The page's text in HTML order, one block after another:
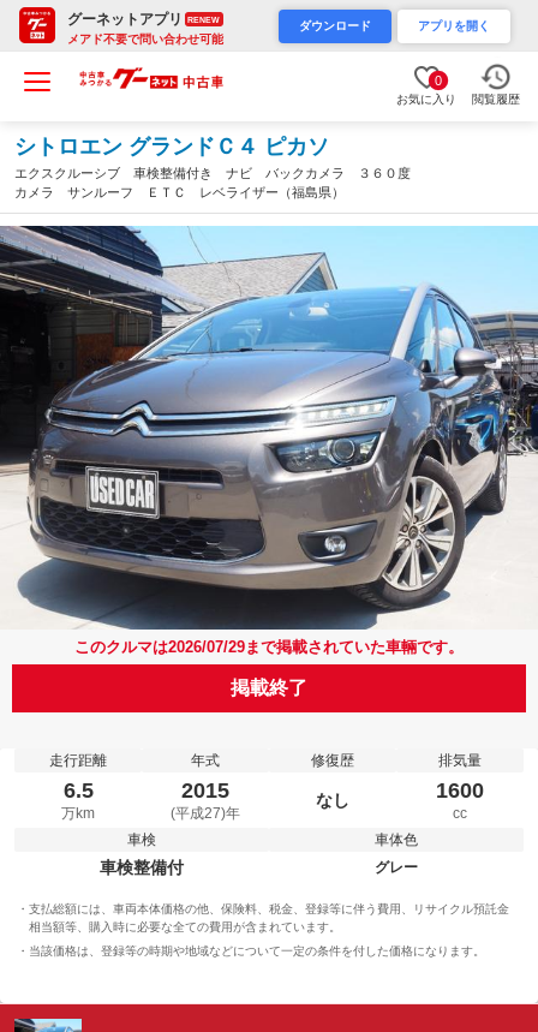
グーネットアプリ RENEW
メアド不要で問い合わせ可能
ダウンロード アプリを開く
0
お気に入り 閲覧履歴
シトロエン グランドＣ４ ピカソ
エクスクルーシブ 車検整備付き ナビ バックカメラ ３６０度
カメラ サンルーフ ＥＴＣ レベライザー（福島県）
このクルマは2026/07/29まで掲載されていた車輛です。
掲載終了
走行距離
6.5
万km
年式
2015
(平成27)年
修復歴
なし
排気量
1600
cc
車検
車検整備付
車体色
グレー
支払総額には、車両本体価格の他、保険料、税金、登録等に伴う費用、リサイクル預託金
相当額等、購入時に必要な全ての費用が含まれています。
当該価格は、登録等の時期や地域などについて一定の条件を付した価格になります。